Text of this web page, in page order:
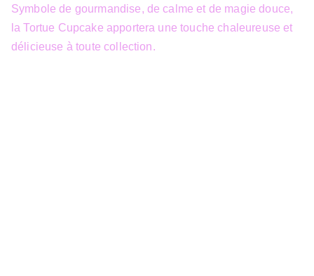
Symbole de gourmandise, de calme et de magie douce,
la Tortue Cupcake apportera une touche chaleureuse et
délicieuse à toute collection.